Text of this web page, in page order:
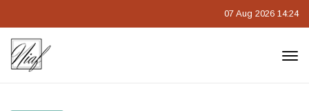
07 Aug 2026 14:24